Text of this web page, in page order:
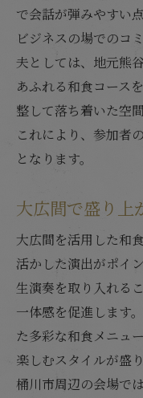
で会話が弾みやすい
ビジネスの場でのコ
夫としては、地元熊
あふれる和食コース
整して落ち着いた空
これにより、参加者
となります。
大広間で盛り上
大広間を活用した和
活かした演出がポイ
生演奏を取り入れる
一体感を促進します
た多彩な和食メニュ
楽しむスタイルが盛
桶川市周辺の会場で